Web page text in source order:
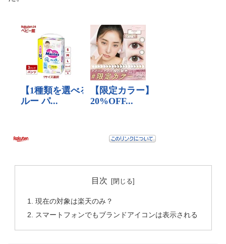
目次
現在の対象は楽天のみ？
スマートフォンでもブランドアイコンは表示される